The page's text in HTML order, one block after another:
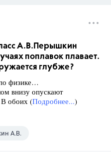
А.В.Перышкин
поплавок плавает.
глубже?
физике…
внизу опускают
В обоих (Подробнее...)
А.В.